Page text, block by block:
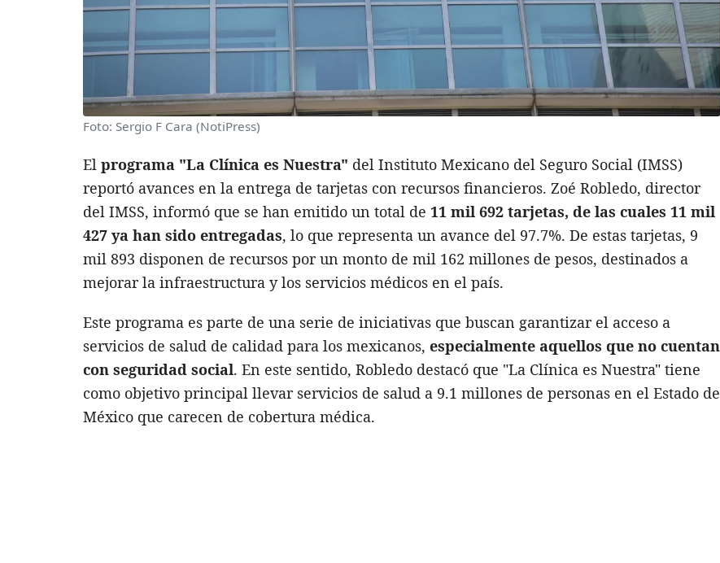
Foto: Sergio F Cara (NotiPress)
El programa "La Clínica es Nuestra" del Instituto Mexicano del Seguro Social (IMSS)
reportó avances en la entrega de tarjetas con recursos financieros. Zoé Robledo, director
del IMSS, informó que se han emitido un total de 11 mil 692 tarjetas, de las cuales 11 mil
427 ya han sido entregadas, lo que representa un avance del 97.7%. De estas tarjetas, 9
mil 893 disponen de recursos por un monto de mil 162 millones de pesos, destinados a
mejorar la infraestructura y los servicios médicos en el país.
Este programa es parte de una serie de iniciativas que buscan garantizar el acceso a
servicios de salud de calidad para los mexicanos, especialmente aquellos que no cuentan
con seguridad social. En este sentido, Robledo destacó que "La Clínica es Nuestra" tiene
como objetivo principal llevar servicios de salud a 9.1 millones de personas en el Estado de
México que carecen de cobertura médica.